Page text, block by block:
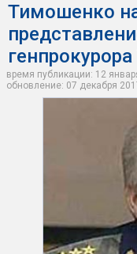
Тимошенко
время публикации: 12
обновление: 07 декабря